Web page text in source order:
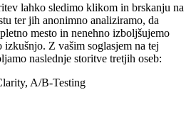
lahko sledimo klikom in brskanju na
ter jih anonimno analiziramo, da
mesto in nenehno izboljšujemo
izkušnjo. Z vašim soglasjem na tej
naslednje storitve tretjih oseb:
A/B-Testing